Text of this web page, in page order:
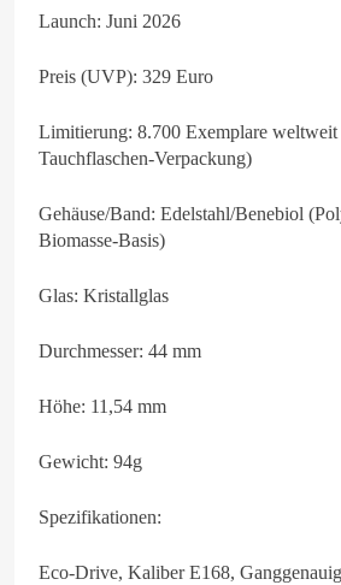
Launch: Juni 2026
Preis (UVP): 329 Euro
Limitierung: 8.700 Exemplare
Tauchflaschen-Verpackung)
Gehäuse/Band: Edelstahl/Benebiol
Biomasse-Basis)
Glas: Kristallglas
Durchmesser: 44 mm
Höhe: 11,54 mm
Gewicht: 94g
Spezifikationen:
Eco-Drive, Kaliber E168,